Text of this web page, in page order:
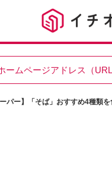
ームページアドレス（
ーパー】「そば」おすすめ4種類